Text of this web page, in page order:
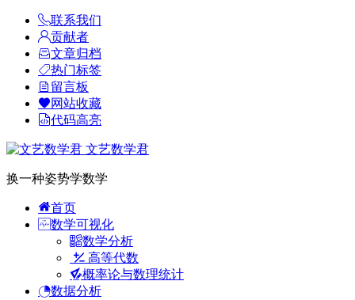
联系我们
贡献者
文章归档
热门标签
留言板
网站收藏
代码高亮
文艺数学君
换一种姿势学数学
首页
数学可视化
数学分析
高等代数
概率论与数理统计
数据分析